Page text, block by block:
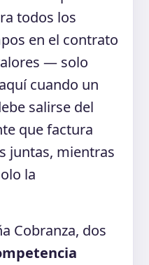
todos los
en el contrato
— solo
cuando un
salirse del
que factura
juntas, mientras
la
Cobranza, dos